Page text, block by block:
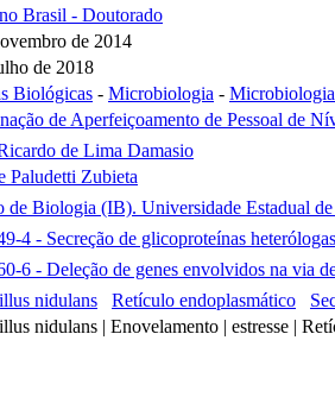
Brasil - Doutorado
de 2014
de 2018
Biológicas - Microbiologia -
de Aperfeiçoamento de Pessoal de
de Lima Damasio
Paludetti Zubieta
de Biologia (IB). Universidade Estadual
4 - Secreção de glicoproteínas
6 - Deleção de genes envolvidos na via
nidulans Retículo endoplasmático
nidulans | Enovelamento | estresse |